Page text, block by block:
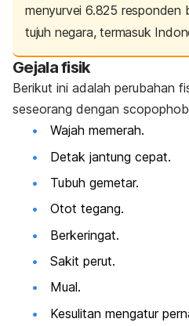
menyurvei 6.825 responden
tujuh negara, termasuk
Gejala fisik
Berikut ini adalah perubahan
seseorang dengan
Wajah memerah.
Detak jantung cepat.
Tubuh gemetar.
Otot tegang.
Berkeringat.
Sakit perut.
Mual.
Kesulitan mengatur